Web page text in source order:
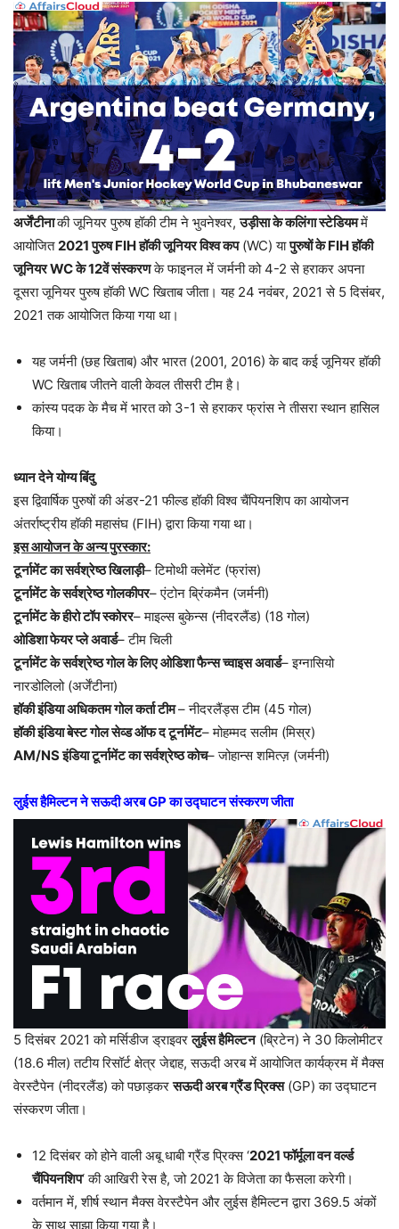
अर्जेंटीनाकी जूनियर पुरुष हॉकी टीम ने भुवनेश्वर,उड़ीसा के कलिंगा स्टेडियममें
आयोजित 2021 पुरुष FIH हॉकी जूनियर विश्व कप(WC) यापुरुषों के FIH हॉकी
जूनियर WC के 12वें संस्करणके फाइनल में जर्मनी को 4-2 से हराकर अपना
दूसरा जूनियर पुरुष हॉकी WC खिताब जीता। यह 24 नवंबर, 2021 से 5 दिसंबर,
2021 तक आयोजित किया गया था।
यह जर्मनी (छह खिताब) और भारत (2001, 2016) के बाद कई जूनियर हॉकी
WC खिताब जीतने वाली केवल तीसरी टीम है।
कांस्य पदक के मैच में भारत को 3-1 से हराकर फ्रांस ने तीसरा स्थान हासिल
किया।
ध्यान देने योग्य बिंदु
इस द्विवार्षिक पुरुषों की अंडर-21 फील्ड हॉकी विश्व चैंपियनशिप का आयोजन
अंतर्राष्ट्रीय हॉकी महासंघ (FIH) द्वारा किया गया था।
इस आयोजन के अन्य पुरस्कार:
टूर्नामेंट का सर्वश्रेष्ठ खिलाड़ी– टिमोथी क्लेमेंट (फ्रांस)
टूर्नामेंट के सर्वश्रेष्ठ गोलकीपर– एंटोन ब्रिंकमैन (जर्मनी)
टूर्नामेंट के हीरो टॉप स्कोरर– माइल्स बुकेन्स (नीदरलैंड) (18 गोल)
ओडिशा फेयर प्ले अवार्ड– टीम चिली
टूर्नामेंट के सर्वश्रेष्ठ गोल के लिए ओडिशा फैन्स च्वाइस अवार्ड– इग्नासियो
नारडोलिलो (अर्जेंटीना)
हॉकी इंडिया अधिकतम गोल कर्ता टीम– नीदरलैंड्स टीम (45 गोल)
हॉकी इंडिया बेस्ट गोल सेव्ड ऑफ द टूर्नामेंट– मोहम्मद सलीम (मिस्र)
AM/NS इंडिया टूर्नामेंट का सर्वश्रेष्ठ कोच– जोहान्स शमित्ज़ (जर्मनी)
लुईस हैमिल्टन ने सऊदी अरब GP का उद्घाटन संस्करण जीता
5 दिसंबर 2021 को मर्सिडीज ड्राइवरलुईस हैमिल्टन(ब्रिटेन) ने 30 किलोमीटर
(18.6 मील) तटीय रिसॉर्ट क्षेत्र जेद्दाह, सऊदी अरब में आयोजित कार्यक्रम में मैक्स
वेरस्टैपेन (नीदरलैंड) को पछाड़करसऊदी अरब ग्रैंड प्रिक्स(GP) का उद्घाटन
संस्करण जीता।
12 दिसंबर को होने वाली अबू धाबी ग्रैंड प्रिक्स ‘2021 फॉर्मूला वन वर्ल्ड
चैंपियनशिप‘ की आखिरी रेस है, जो 2021 के विजेता का फैसला करेगी।
वर्तमान में, शीर्ष स्थान मैक्स वेरस्टैपेन और लुईस हैमिल्टन द्वारा 369.5 अंकों
के साथ साझा किया गया है।